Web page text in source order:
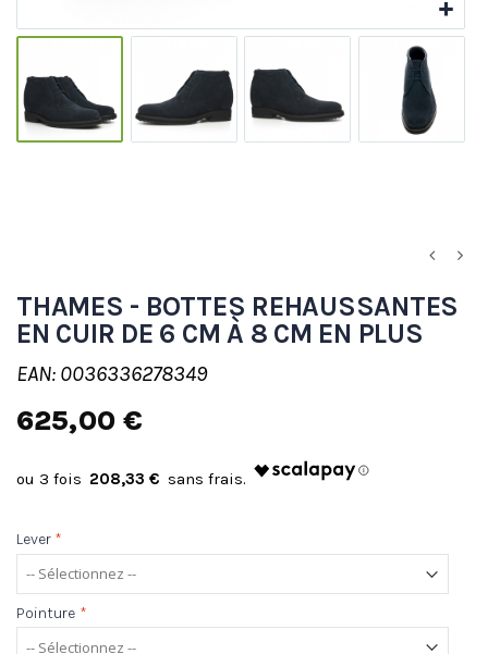
THAMES - BOTTES REHAUSSANTES
EN CUIR DE 6 CM À 8 CM EN PLUS
EAN: 0036336278349
625,00 €
208,33 €
Lever *
Pointure *